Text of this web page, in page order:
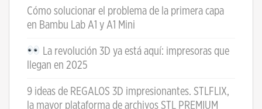
Cómo solucionar el problema de la primera capa
en Bambu Lab A1 y A1 Mini
La revolución 3D ya está aquí: impresoras que
llegan en 2025
9 ideas de REGALOS 3D impresionantes. STLFLIX,
la mayor plataforma de archivos STL PREMIUM